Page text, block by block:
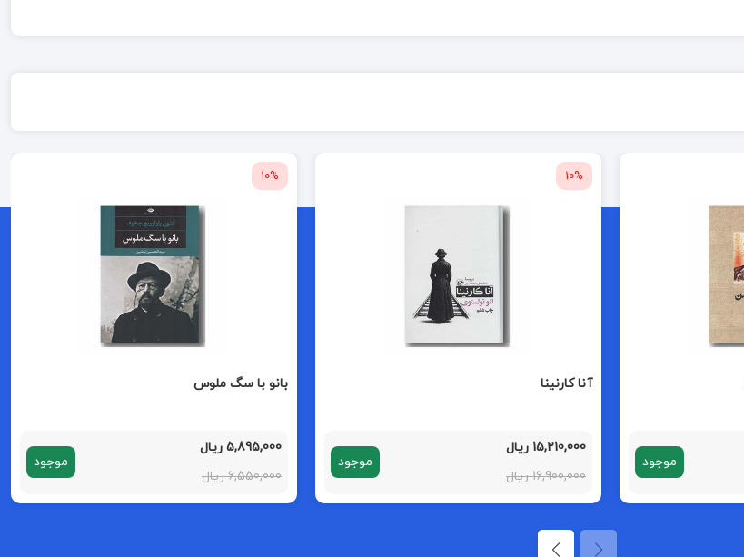
موجود
10%
آنا کارنینا
15,210,000 ریال
16,900,000 ریال
موجود
10%
بانو با سگ ملوس
5,895,000 ریال
6,550,000 ریال
موجود